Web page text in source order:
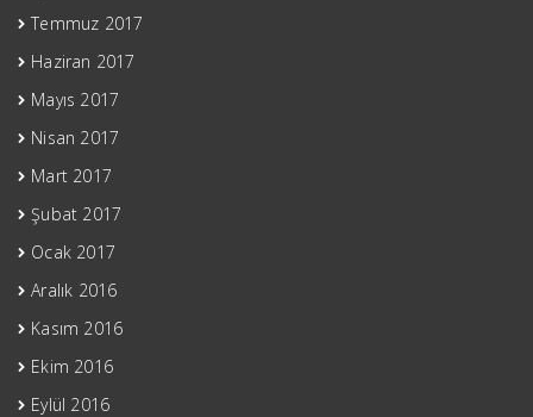
Temmuz 2017
Haziran 2017
Mayıs 2017
Nisan 2017
Mart 2017
Şubat 2017
Ocak 2017
Aralık 2016
Kasım 2016
Ekim 2016
Eylül 2016